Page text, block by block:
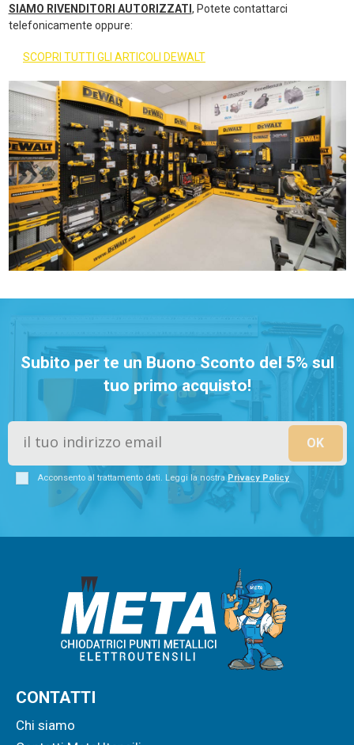
SIAMO RIVENDITORI AUTORIZZATI , Potete contattarci
telefonicamente oppure:
SCOPRI TUTTI GLI ARTICOLI DEWALT
Subito per te un Buono Sconto del 5% sul
tuo primo acquisto!
Acconsento al trattamento dati. Leggi la nostra Privacy Policy
CONTATTI
Chi siamo